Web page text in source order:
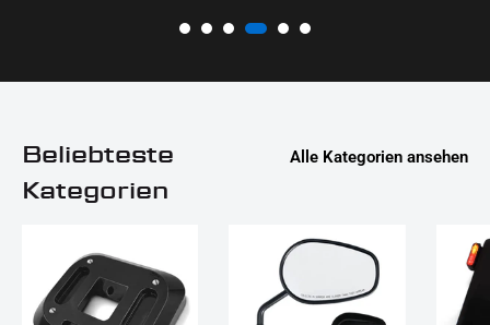
Beliebteste
Kategorien
Alle Kategorien ansehen